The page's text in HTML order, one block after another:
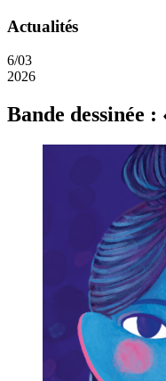
Actualités
6/03
2026
Bande dessinée